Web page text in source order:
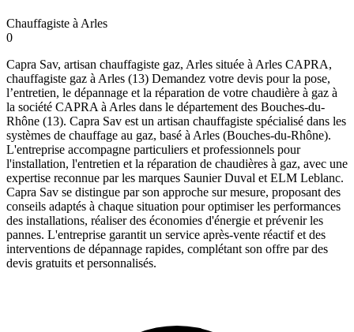
Chauffagiste à Arles
0
Capra Sav, artisan chauffagiste gaz, Arles située à Arles CAPRA,
chauffagiste gaz à Arles (13) Demandez votre devis pour la pose,
l’entretien, le dépannage et la réparation de votre chaudière à gaz à
la société CAPRA à Arles dans le département des Bouches-du-
Rhône (13). Capra Sav est un artisan chauffagiste spécialisé dans les
systèmes de chauffage au gaz, basé à Arles (Bouches-du-Rhône).
L'entreprise accompagne particuliers et professionnels pour
l'installation, l'entretien et la réparation de chaudières à gaz, avec une
expertise reconnue par les marques Saunier Duval et ELM Leblanc.
Capra Sav se distingue par son approche sur mesure, proposant des
conseils adaptés à chaque situation pour optimiser les performances
des installations, réaliser des économies d'énergie et prévenir les
pannes. L'entreprise garantit un service après-vente réactif et des
interventions de dépannage rapides, complétant son offre par des
devis gratuits et personnalisés.